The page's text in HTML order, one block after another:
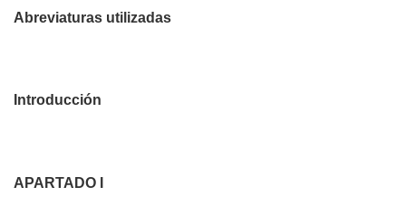
Abreviaturas utilizadas
Introducción
APARTADO I